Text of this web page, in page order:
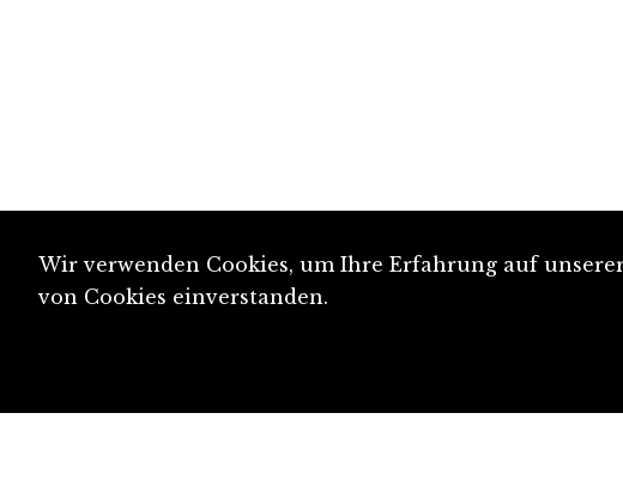
Wir verwenden Cookies, um Ihre Erfahrung auf
von Cookies einverstanden.